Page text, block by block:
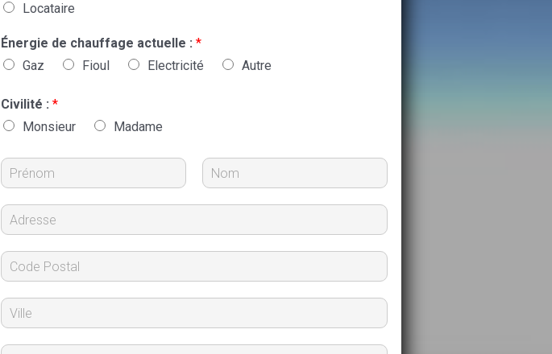
Locataire
Énergie de chauffage actuelle : *
Gaz
Fioul Electricité Autre
Civilité : *
Monsieur
Madame